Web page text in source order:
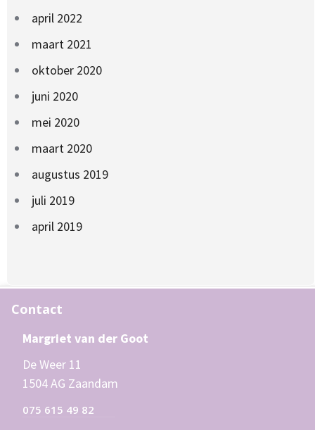
april 2022
maart 2021
oktober 2020
juni 2020
mei 2020
maart 2020
augustus 2019
juli 2019
april 2019
Contact
Margriet van der Goot
De Weer 11
1504 AG Zaandam
075 615 49 82